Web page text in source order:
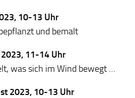
10-13 Uhr
und bemalt
11-14 Uhr
was sich im Wind bewegt …
2023, 10-13 Uhr